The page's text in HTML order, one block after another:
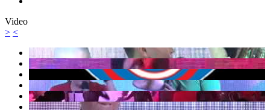
Video
> <